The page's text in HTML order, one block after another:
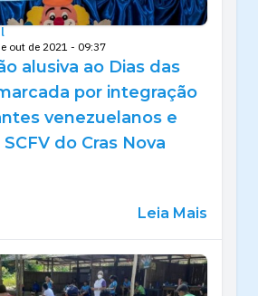
out de 2021 - 09:37
alusiva ao Dias das
por integração
venezuelanos e
do Cras Nova
Leia Mais